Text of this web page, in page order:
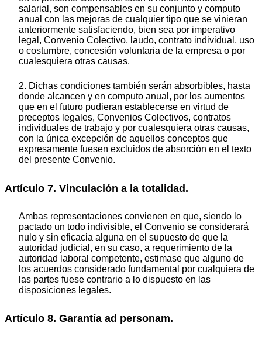
salarial, son compensables en su conjunto y computo
anual con las mejoras de cualquier tipo que se vinieran
anteriormente satisfaciendo, bien sea por imperativo
legal, Convenio Colectivo, laudo, contrato individual, uso
o costumbre, concesión voluntaria de la empresa o por
cualesquiera otras causas.
2. Dichas condiciones también serán absorbibles, hasta
donde alcancen y en computo anual, por los aumentos
que en el futuro pudieran establecerse en virtud de
preceptos legales, Convenios Colectivos, contratos
individuales de trabajo y por cualesquiera otras causas,
con la única excepción de aquellos conceptos que
expresamente fuesen excluidos de absorción en el texto
del presente Convenio.
Artículo 7. Vinculación a la totalidad.
Ambas representaciones convienen en que, siendo lo
pactado un todo indivisible, el Convenio se considerará
nulo y sin eficacia alguna en el supuesto de que la
autoridad judicial, en su caso, a requerimiento de la
autoridad laboral competente, estimase que alguno de
los acuerdos considerado fundamental por cualquiera de
las partes fuese contrario a lo dispuesto en las
disposiciones legales.
Artículo 8. Garantía ad personam.